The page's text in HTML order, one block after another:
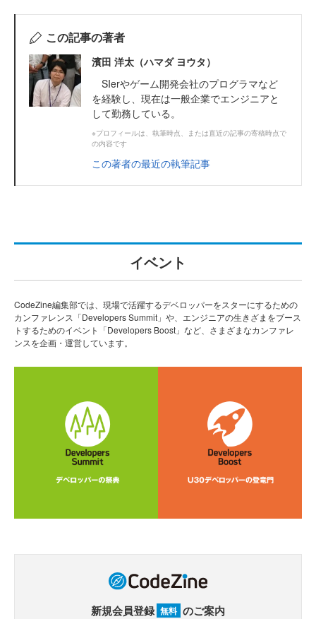
この記事の著者
濱田 洋太（ハマダ ヨウタ）
SIerやゲーム開発会社のプログラマなど
を経験し、現在は一般企業でエンジニアと
して勤務している。
※プロフィールは、執筆時点、または直近の記事の寄稿時点で
の内容です
この著者の最近の執筆記事
イベント
CodeZine編集部では、現場で活躍するデベロッパーをスターにするための
カンファレンス「Developers Summit」や、エンジニアの生きざまをブース
トするためのイベント「Developers Boost」など、さまざまなカンファレ
ンスを企画・運営しています。
新規会員登録 無料 のご案内